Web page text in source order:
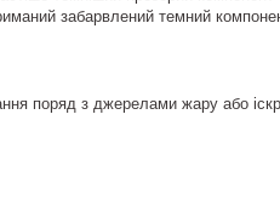
забарвлений темний
поряд з джерелами жару або